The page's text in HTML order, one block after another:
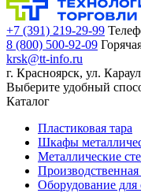
+7 (391) 219-29-99
8 (800) 500-92-09
krsk@tt-info.ru
г. Красноярск, ул.
Выберите удобный
Каталог
Пластиковая тара
Шкафы
Металлические
Производственная
Оборудование для